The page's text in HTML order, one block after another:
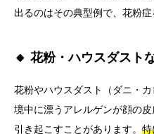
出るのはその典型例で、花粉症
🔸 花粉・ハウスダスト
花粉やハウスダスト（ダニ・
境中に漂うアレルゲンが顔の
引き起こすことがあります。 特